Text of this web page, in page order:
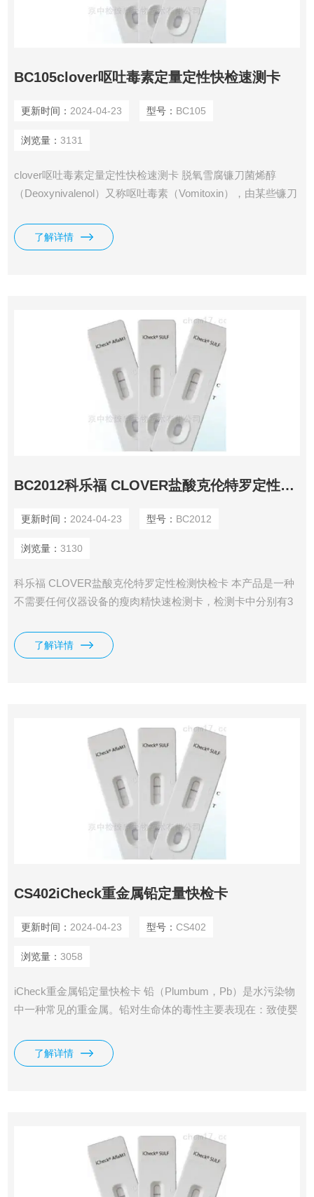
BC105clover呕吐毒素定量定性快检速测卡
更新时间： 2024-04-23 型号： BC105
浏览量： 3131
clover呕吐毒素定量定性快检速测卡 脱氧雪腐镰刀菌烯醇
（Deoxynivalenol）又称呕吐毒素（Vomitoxin），由某些镰刀
菌毒素，在早期阶段中，呕吐毒素能导致皮肤刺激、缺乏食
欲、呕吐，在后期，则会引起出血、消化道的坏疽、中枢神经
了解详情
BC2012科乐福 CLOVER盐酸克伦特罗定性检测快检卡
更新时间： 2024-04-23 型号： BC2012
浏览量： 3130
科乐福 CLOVER盐酸克伦特罗定性检测快检卡 本产品是一种
不需要任何仪器设备的瘦肉精快速检测卡，检测卡中分别有3
胺和沙丁胺醇含量，本品检测阈值均为0.5ng/ml。
了解详情
CS402iCheck重金属铅定量快检卡
更新时间： 2024-04-23 型号： CS402
浏览量： 3058
iCheck重金属铅定量快检卡 铅（Plumbum，Pb）是水污染物
中一种常见的重金属。铅对生命体的毒性主要表现在：致使婴
神经障碍、智力障碍、癌症等。iCheck®重金属铅定量快检卡
可以快速定量的检测粮谷中0-400ppb的重金属铅的含量。
了解详情